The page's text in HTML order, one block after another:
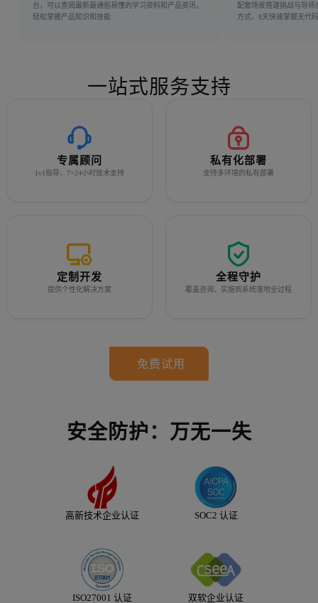
台，可以查阅最新最通俗易懂的学习资料和产品资讯，
轻松掌握产品知识和技能
配套场景搭建挑战与导
方式，8天快速掌握无代
一站式服务支持
专属顾问
1v1指导，7×24小时技术支持
私有化部署
支持多环境的私有部署
定制开发
提供个性化解决方案
全程守护
覆盖咨询、实施到系统落地全过程
免费试用
安全防护：万无一失
高新技术企业认证 SOC2 认证
ISO27001 认证 双软企业认证